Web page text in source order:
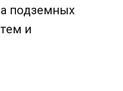
подземных
и